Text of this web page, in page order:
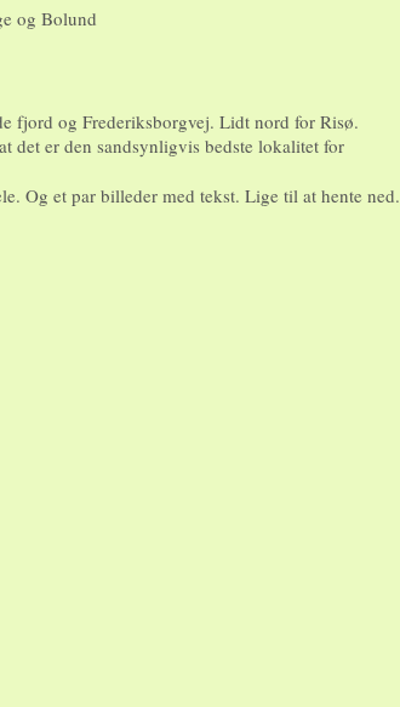
og Bolund
fjord og Frederiksborgvej. Lidt nord for Risø.
det er den sandsynligvis bedste lokalitet for
Og et par billeder med tekst. Lige til at hente ned.